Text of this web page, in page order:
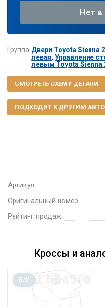
Артикул
Оригинальный номер
Рейтинг продаж
Нет в
Группа Двери Toyota Sienna
левая,Управление
левым Toyota Sienna
СМОТРЕТЬ СХЕМУ ДЕТАЛИ
ПОДХОДИТ К ДРУГИМ АВТО
Кроссы и
Б/У